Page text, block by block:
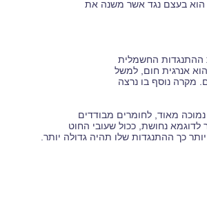
ההתנגדות החשמלית
מקרה נוסף בו נרצה
מאוד, לחומרים מבודדים
לדוגמא נחושת, ככול שעובי החוט
כך ההתנגדות שלו תהיה גדולה יותר.